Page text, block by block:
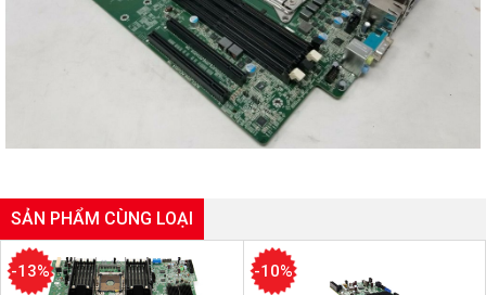
SẢN PHẨM CÙNG LOẠI
-13% -10%